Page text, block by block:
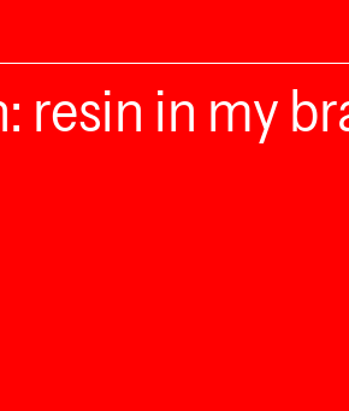
resin in my